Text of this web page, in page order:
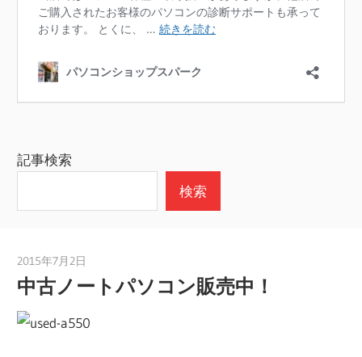
2015年7月2日
中古ノートパソコン販売中！
記事検索
検索